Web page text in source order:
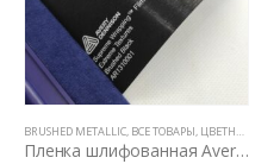
BRUSHED METALLIC, ВСЕ ТОВАРЫ, ЦВЕТНЫЕ ВИНИЛОВЫЕ ПЛЕНКИ
Пленка шлифованная Avery Dennison Brushed Black